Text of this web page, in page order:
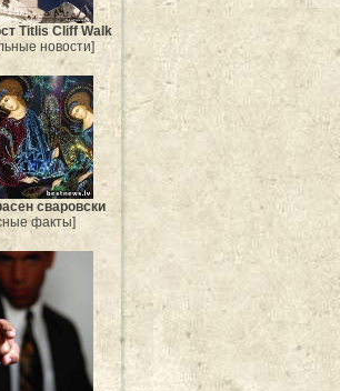
Titlis Cliff Walk
новости]
сваровски
факты]